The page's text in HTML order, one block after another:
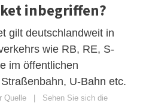
inbegriffen?
gilt deutschlandweit in
wie RB, RE, S-
im öffentlichen
U-Bahn etc.
Quelle | Sehen Sie sich die